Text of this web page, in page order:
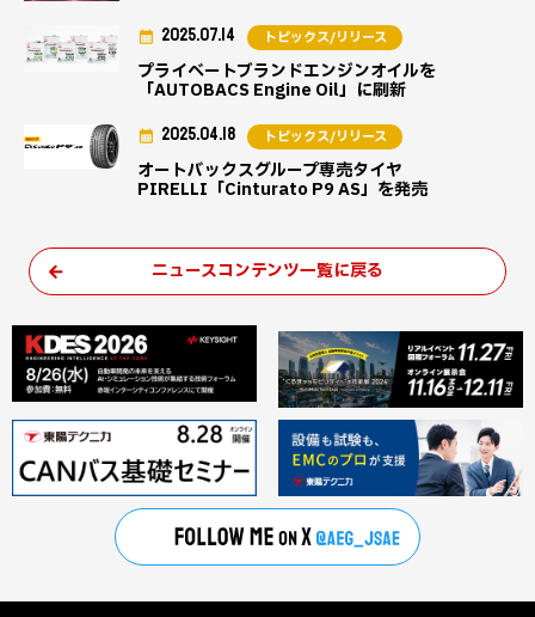
プライベートブランドエンジンオイルを
「AUTOBACS Engine Oil」に刷新
2025.07.14 トピックス/リリース
オートバックスグループ専売タイヤ
PIRELLI「Cinturato P9 AS」を発売
2025.04.18 トピックス/リリース
ニュースコンテンツ一覧に戻る